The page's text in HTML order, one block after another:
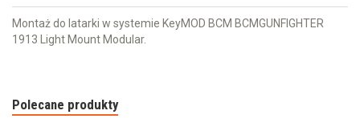
Montaż do latarki w systemie KeyMOD BCM BCMGUNFIGHTER
1913 Light Mount Modular.
Polecane produkty